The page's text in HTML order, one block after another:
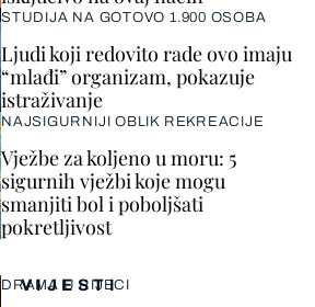
VIJESTI
DRAMA U RIJECI
STUDIJA NA GOTOVO 1.900 OSOBA
Ljudi koji redovito rade ovo imaju
“mlađi” organizam, pokazuje
istraživanje
NAJSIGURNIJI OBLIK REKREACIJE
Vježbe za koljeno u moru: 5
sigurnih vježbi koje mogu
smanjiti bol i poboljšati
pokretljivost